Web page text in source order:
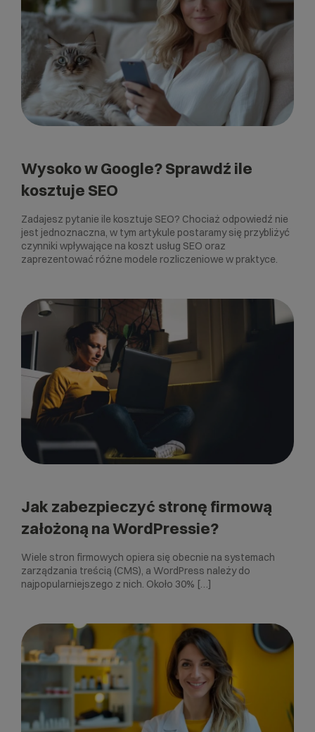
Wysoko w Google? Sprawdź ile
kosztuje SEO
Zadajesz pytanie ile kosztuje SEO? Chociaż odpowiedź nie
jest jednoznaczna, w tym artykule postaramy się przybliżyć
czynniki wpływające na koszt usług SEO oraz
zaprezentować różne modele rozliczeniowe w praktyce.
Jak zabezpieczyć stronę firmową
założoną na WordPressie?
Wiele stron firmowych opiera się obecnie na systemach
zarządzania treścią (CMS), a WordPress należy do
najpopularniejszego z nich. Około 30% […]